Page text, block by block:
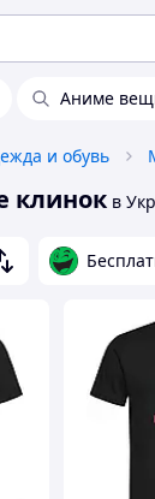
Аниме
и обувь
клинок в